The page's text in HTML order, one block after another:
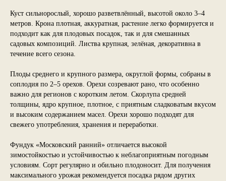
Куст сильнорослый, хорошо разветвлённый, высотой около 3–4
метров. Крона плотная, аккуратная, растение легко формируется и
подходит как для плодовых посадок, так и для смешанных
садовых композиций. Листва крупная, зелёная, декоративна в
течение всего сезона.
Плоды среднего и крупного размера, округлой формы, собраны в
соплодия по 2–5 орехов. Орехи созревают рано, что особенно
важно для регионов с коротким летом. Скорлупа средней
толщины, ядро крупное, плотное, с приятным сладковатым вкусом
и высоким содержанием масел. Орехи хорошо подходят для
свежего употребления, хранения и переработки.
Фундук «Московский ранний» отличается высокой
зимостойкостью и устойчивостью к неблагоприятным погодным
условиям. Сорт регулярно и обильно плодоносит. Для получения
максимального урожая рекомендуется посадка рядом других